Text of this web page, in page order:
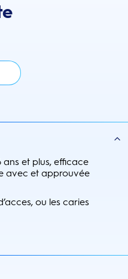
et plus, efficace
avec et approuvée
ou les caries